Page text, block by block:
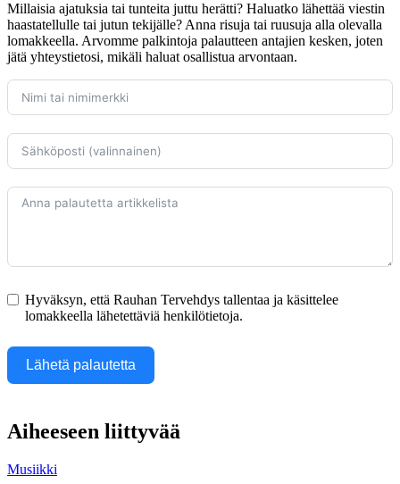
Millaisia ajatuksia tai tunteita juttu herätti? Haluatko lähettää viestin
haastatellulle tai jutun tekijälle? Anna risuja tai ruusuja alla olevalla
lomakkeella. Arvomme palkintoja palautteen antajien kesken, joten
jätä yhteystietosi, mikäli haluat osallistua arvontaan.
Hyväksyn, että Rauhan Tervehdys tallentaa ja käsittelee
lomakkeella lähetettäviä henkilötietoja.
Lähetä palautetta
Aiheeseen liittyvää
Musiikki